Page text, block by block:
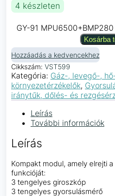
4 készleten
GY-91
Kosárba
Hozzáadás a kedvencekhez
Cikkszám: VST599
Kategória: Gáz-, levegő-,
környezetérzékelők,
iránytűk, dőlés- és
Leírás
További információk
Leírás
Kompakt modul, amely elrejti
funkcióját:
3 tengelyes giroszkóp
3 tengelyes gyorsulásmérő